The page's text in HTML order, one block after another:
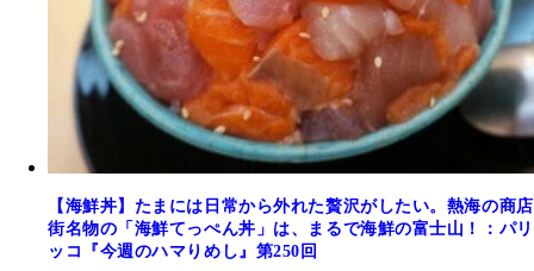
【海鮮丼】たまには日常から外れた贅沢がしたい。熱海の商店
街名物の「海鮮てっぺん丼」は、まるで海鮮の富士山！：パリ
ッコ『今週のハマりめし』第250回